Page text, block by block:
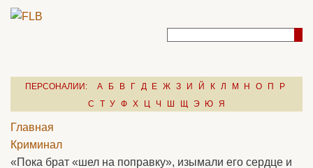
ПЕРСОНАЛИИ: А Б В Г Д Е Ж З И Й К Л М Н О П
Р
С
Т У Ф Х Ц Ч Ш Щ Э Ю Я
Главная
Криминал
«Пока брат «шел на поправку», изымали его сердце и